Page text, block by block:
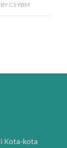
BY CS YBM
Kota-kota